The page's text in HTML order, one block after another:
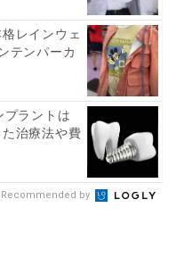
レインウェ
テンパーカ
プラントは
治療法や費
Recommended by